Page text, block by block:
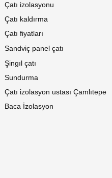
Çatı izolasyonu
Çatı kaldırma
Çatı fiyatları
Sandviç panel çatı
Şingıl çatı
Sundurma
Çatı izolasyon ustası Çamlıtepe
Baca İzolasyon